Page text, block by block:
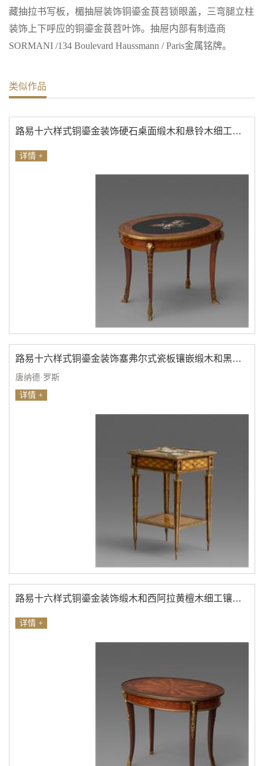
藏抽拉书写板，楣抽屉装饰铜鎏金茛苕锁眼盖，三弯腿立柱
装饰上下呼应的铜鎏金茛苕叶饰。抽屉内部有制造商
SORMANI /134 Boulevard Haussmann / Paris金属铭牌。
类似作品
路易十六样式铜鎏金装饰硬石桌面缎木和悬铃木细工镶嵌桃花心木边几
详情 +
路易十六样式铜鎏金装饰塞弗尔式瓷板镶嵌缎木和黑檀木镶花桃花心木边几
唐纳德·罗斯
详情 +
路易十六样式铜鎏金装饰缎木和西阿拉黄檀木细工镶嵌桃花心木边几
详情 +